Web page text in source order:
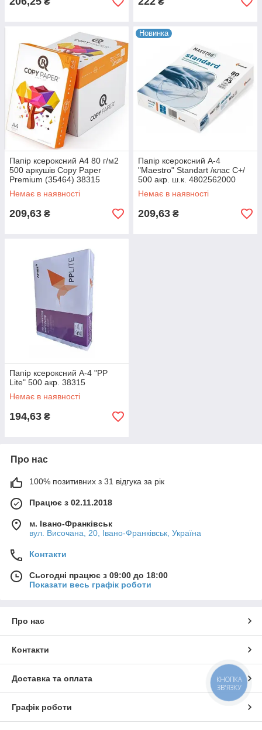
Папір ксероксний А4 80 г/м2
500 аркушів Copy Paper
Premium (35464) 38315
Немає в наявності
209,63 ₴
Новинка
Папір ксероксний А-4
"Maestro" Standart /клас С+/
500 акр. ш.к. 4802562000
38315
Немає в наявності
209,63 ₴
Папір ксероксний А-4 "PP
Lite" 500 акр. 38315
Немає в наявності
194,63 ₴
Про нас
100% позитивних з 31 відгука за рік
Працює з 02.11.2018
м. Івано-Франківськ
вул. Височана, 20, Івано-Франківськ, Україна
Контакти
Сьогодні працює з 09:00 до 18:00
Показати весь графік роботи
Про нас
Контакти
Доставка та оплата
Графік роботи
КНОПКА
ЗВ'ЯЗКУ